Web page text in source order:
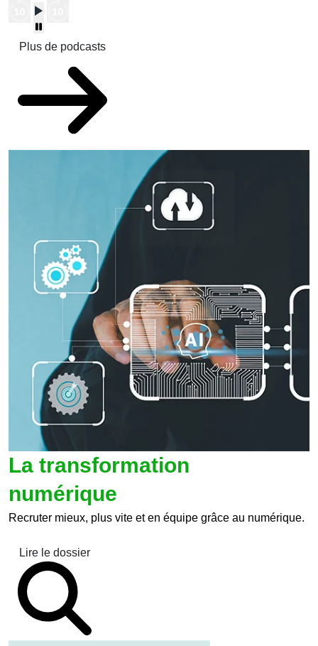
Plus de podcasts
La transformation
numérique
Recruter mieux, plus vite et en équipe grâce au numérique.
Lire le dossier